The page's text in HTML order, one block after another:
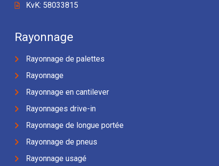
KvK: 58033815
Rayonnage
Rayonnage de palettes
Rayonnage
Rayonnage en cantilever
Rayonnages drive-in
Rayonnage de longue portée
Rayonnage de pneus
Rayonnage usagé